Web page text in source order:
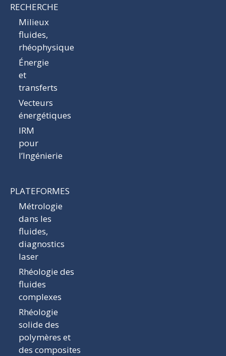
RECHERCHE
Milieux
fluides,
rhéophysique
Énergie
et
transferts
Vecteurs
énergétiques
IRM
pour
l’Ingénierie
PLATEFORMES
Métrologie
dans les
fluides,
diagnostics
laser
Rhéologie des
fluides
complexes
Rhéologie
solide des
polymères et
des composites